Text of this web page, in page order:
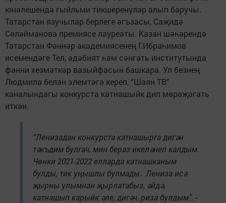
юнәлешендә гыйльми тикшеренүләр алып баручы.
Татарстан язучылар берлеге әгъзасы, Саҗидә
Сөләйманова премиясе лауреаты. Казан шәһәрендә
Татарстан Фәннәр академиясенең Г.Ибраһимов
исемендәге Тел, әдәбият һәм сәнгать институтында
фәнни хезмәткәр вазыйфасын башкара. Ул безнең
Людмила белән элемтәгә кереп, “Шаян ТВ”
каналындагы конкурста катнашыйк дип мөрәҗәгать
иткән.
“Ленизадан конкурста катнашырга дигән
тәкъдим булгач, мин бераз икеләнеп калдым.
Чөнки 2021-2022 елларда катнашканым
булды, тик уңышлы булмады. Лениза исә
җырны улымнан җырлатабыз, әйдә,
катнашып карыйк әле, дигәч, риза булдым”, -